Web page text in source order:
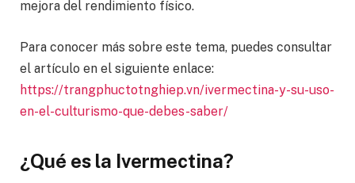
mejora del rendimiento físico.
Para conocer más sobre este tema, puedes consultar
el artículo en el siguiente enlace:
https://trangphuctotnghiep.vn/ivermectina-y-su-uso-
en-el-culturismo-que-debes-saber/
¿Qué es la Ivermectina?